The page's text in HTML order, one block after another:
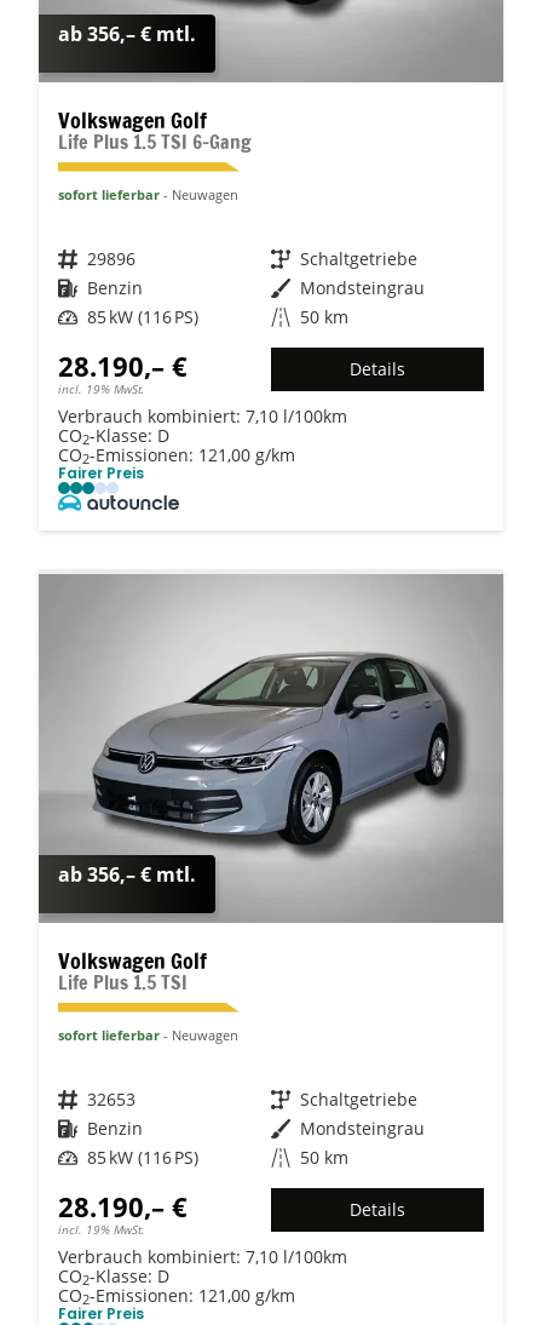
ab 356,– € mtl.
Volkswagen Golf
Life Plus 1.5 TSI 6-Gang
sofort lieferbar Neuwagen
Fahrzeugnr. 29896 Getriebe Schaltgetriebe
Kraftstoff Benzin Außenfarbe Mondsteingrau
Leistung 85 kW (116 PS) Kilometerstand 50 km
28.190,– €
incl. 19% MwSt.
Details
Verbrauch kombiniert: 7,10 l/100km
CO2-Klasse: D
CO2-Emissionen: 121,00 g/km
Fairer Preis
ab 356,– € mtl.
Volkswagen Golf
Life Plus 1.5 TSI
sofort lieferbar Neuwagen
Fahrzeugnr. 32653 Getriebe Schaltgetriebe
Kraftstoff Benzin Außenfarbe Mondsteingrau
Leistung 85 kW (116 PS) Kilometerstand 50 km
28.190,– €
incl. 19% MwSt.
Details
Verbrauch kombiniert: 7,10 l/100km
CO2-Klasse: D
CO2-Emissionen: 121,00 g/km
Fairer Preis